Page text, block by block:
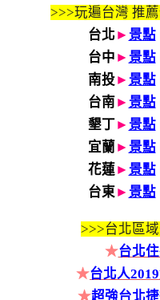
>>>玩遍台灣 推
台北 ► 景點
台中 ► 景點
南投► 景點
台南► 景點
墾丁► 景點
宜蘭 ► 景點
花蓮► 景點
台東► 景點
>>>台北區
★台北
★台北人
★超強台北